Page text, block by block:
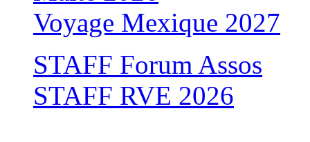
Voyage Mexique 2027
STAFF Forum Assos
STAFF RVE 2026